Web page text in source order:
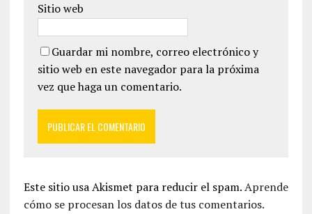
Sitio web
Guardar mi nombre, correo electrónico y
sitio web en este navegador para la próxima
vez que haga un comentario.
Este sitio usa Akismet para reducir el spam.Aprende
cómo se procesan los datos de tus comentarios.